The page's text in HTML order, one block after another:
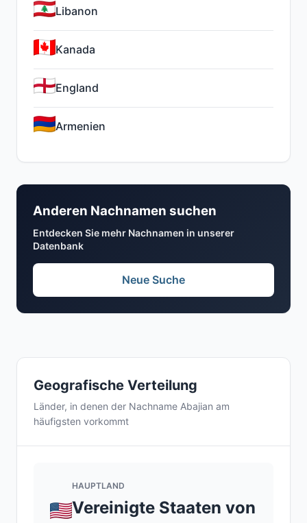
Geografische Verteilung
Länder, in denen der Nachname Abajian am
häufigsten vorkommt
HAUPTLAND
Vereinigte Staaten von
Libanon
Kanada
England
Armenien
Anderen Nachnamen suchen
Entdecken Sie mehr Nachnamen in unserer
Datenbank
Neue Suche